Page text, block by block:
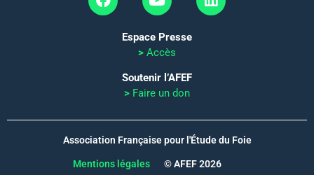
Espace Presse
> Accès
Soutenir l’AFEF
> Faire un don
Association Française pour l'Étude du Foie
Mentions légales © AFEF 2026